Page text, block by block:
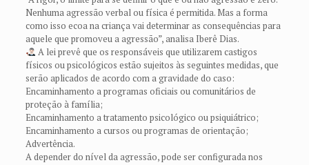
Nenhuma agressão verbal ou física é permitida. Mas a forma
como isso ecoa na criança vai determinar as consequências para
aquele que promoveu a agressão”, analisa Iberê Dias.
A lei prevê que os responsáveis que utilizarem castigos
físicos ou psicológicos estão sujeitos às seguintes medidas, que
serão aplicados de acordo com a gravidade do caso:
Encaminhamento a programas oficiais ou comunitários de
proteção à família;
Encaminhamento a tratamento psicológico ou psiquiátrico;
Encaminhamento a cursos ou programas de orientação;
Advertência.
A depender do nível da agressão, pode ser configurada nos